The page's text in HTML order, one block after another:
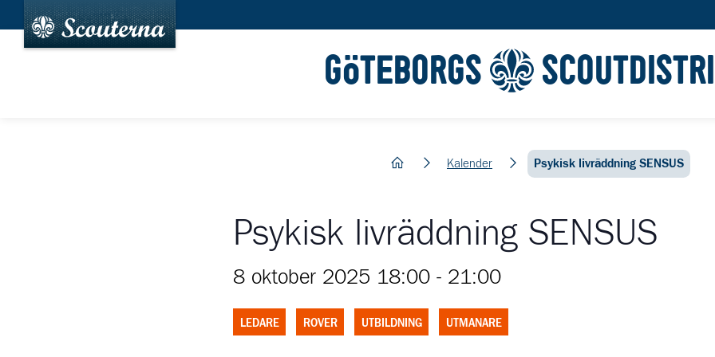
GÖTEBORGS
hem Kalender Psykisk livräddning SENSUS
Psykisk livräddning SENSUS
8 oktober 2025 18:00 - 21:00
LEDARE ROVER UTBILDNING UTMANARE